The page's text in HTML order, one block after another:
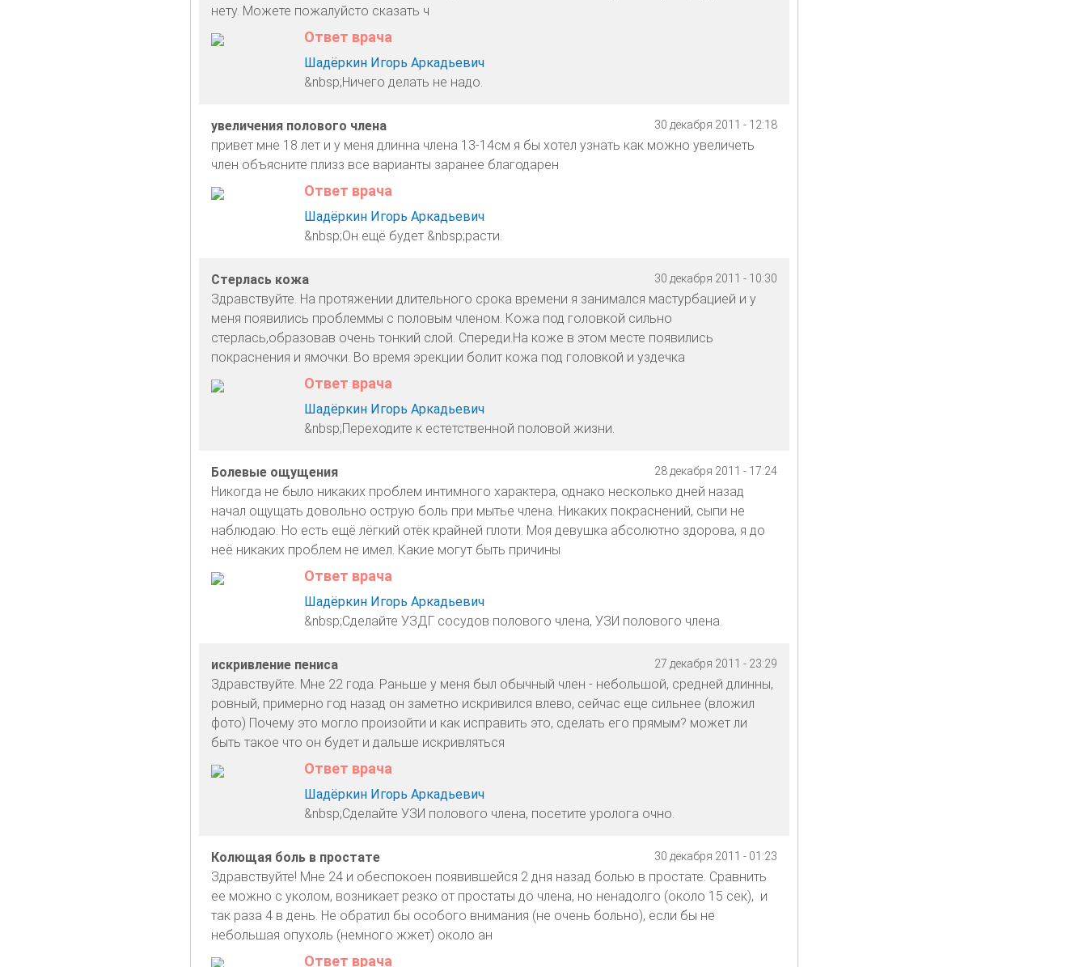
нету. Можете пожалуйсто сказать ч
Ответ врача
Шадёркин Игорь Аркадьевич
&nbsp;Ничего делать не надо.
30 декабря 2011 - 12:18
увеличения полового члена
привет мне 18 лет и у меня длинна члена 13-14см я бы хотел узнать как можно увеличеть
член объясните плизз все варианты заранее благодарен
Ответ врача
Шадёркин Игорь Аркадьевич
&nbsp;Он ещё будет &nbsp;расти.
30 декабря 2011 - 10:30
Стерлась кожа
Здравствуйте. На протяжении длительного срока времени я занимался мастурбацией и у
меня появились проблеммы с половым членом. Кожа под головкой сильно
стерлась,образовав очень тонкий слой. Спереди.На коже в этом месте появились
покраснения и ямочки. Во время эрекции болит кожа под головкой и уздечка
Ответ врача
Шадёркин Игорь Аркадьевич
&nbsp;Переходите к естетственной половой жизни.
28 декабря 2011 - 17:24
Болевые ощущения
Никогда не было никаких проблем интимного характера, однако несколько дней назад
начал ощущать довольно острую боль при мытье члена. Никаких покраснений, сыпи не
наблюдаю. Но есть ещё лёгкий отёк крайней плоти. Моя девушка абсолютно здорова, я до
неё никаких проблем не имел. Какие могут быть причины
Ответ врача
Шадёркин Игорь Аркадьевич
&nbsp;Сделайте УЗДГ сосудов полового члена, УЗИ полового члена.
27 декабря 2011 - 23:29
искривление пениса
Здравствуйте. Мне 22 года. Раньше у меня был обычный член - небольшой, средней длинны,
ровный, примерно год назад он заметно искривился влево, сейчас еще сильнее (вложил
фото) Почему это могло произойти и как исправить это, сделать его прямым? может ли
быть такое что он будет и дальше искривляться
Ответ врача
Шадёркин Игорь Аркадьевич
&nbsp;Сделайте УЗИ полового члена, посетите уролога очно.
30 декабря 2011 - 01:23
Колющая боль в простате
Здравствуйте! Мне 24 и обеспокоен появившейся 2 дня назад болью в простате. Сравнить
ее можно с уколом, возникает резко от простаты до члена, но ненадолго (около 15 сек), и
так раза 4 в день. Не обратил бы особого внимания (не очень больно), если бы не
небольшая опухоль (немного жжет) около ан
Ответ врача